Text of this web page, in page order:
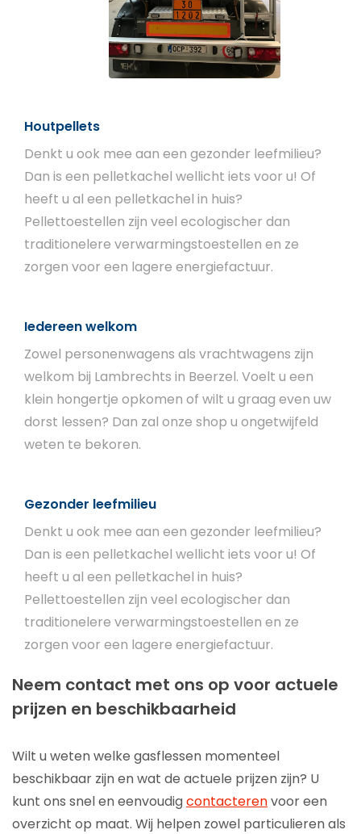
Houtpellets
Denkt u ook mee aan een gezonder leefmilieu?
Dan is een pelletkachel wellicht iets voor u! Of
heeft u al een pelletkachel in huis?
Pellettoestellen zijn veel ecologischer dan
traditionelere verwarmingstoestellen en ze
zorgen voor een lagere energiefactuur.
Iedereen welkom
Zowel personenwagens als vrachtwagens zijn
welkom bij Lambrechts in Beerzel. Voelt u een
klein hongertje opkomen of wilt u graag even uw
dorst lessen? Dan zal onze shop u ongetwijfeld
weten te bekoren.
Gezonder leefmilieu
Denkt u ook mee aan een gezonder leefmilieu?
Dan is een pelletkachel wellicht iets voor u! Of
heeft u al een pelletkachel in huis?
Pellettoestellen zijn veel ecologischer dan
traditionelere verwarmingstoestellen en ze
zorgen voor een lagere energiefactuur.
Neem contact met ons op voor actuele
prijzen en beschikbaarheid
Wilt u weten welke gasflessen momenteel
beschikbaar zijn en wat de actuele prijzen zijn? U
kunt ons snel en eenvoudigcontacterenvoor een
overzicht op maat. Wij helpen zowel particulieren als